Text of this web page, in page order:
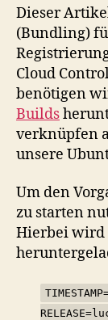
Dieser
(Bundling)
Cloud
benötigen
Builds
verknüpfen
unsere
Um den
zu starten
Hierbei wird